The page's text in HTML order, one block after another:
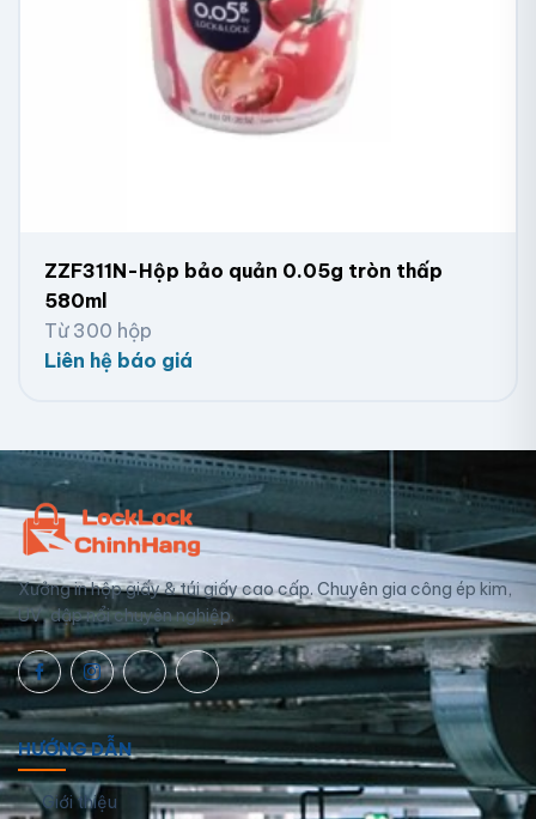
ZZF311N-Hộp bảo quản 0.05g tròn thấp
580ml
Từ 300 hộp
Liên hệ báo giá
Xưởng in hộp giấy & túi giấy cao cấp. Chuyên gia công ép kim,
UV, dập nổi chuyên nghiệp.
HƯỚNG DẪN
Giới thiệu